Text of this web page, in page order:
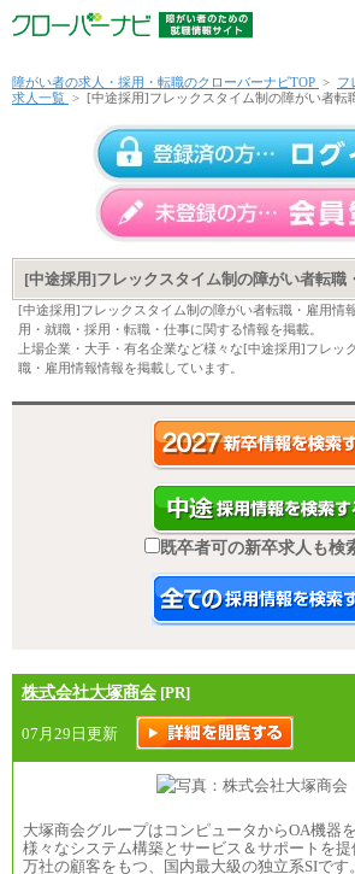
障がい者の求人・採用・転職のクローバーナビTOP > フ
求人一覧 > [中途採用]フレックスタイム制の障がい者転
[中途採用]フレックスタイム制の障がい者転職
[中途採用]フレックスタイム制の障がい者転職・雇用情
用・就職・採用・転職・仕事に関する情報を掲載。
上場企業・大手・有名企業など様々な[中途採用]フレッ
職・雇用情報情報を掲載しています。
既卒者可の新卒求人も検
株式会社大塚商会 [PR]
07月29日更新
大塚商会グループはコンピュータからOA機器
様々なシステム構築とサービス＆サポートを
万社の顧客をもつ、国内最大級の独立系SIです